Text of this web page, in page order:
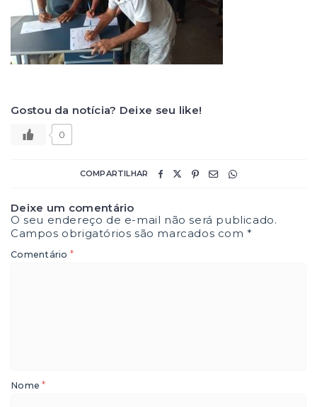
Gostou da notícia? Deixe seu like!
0
COMPARTILHAR
Deixe um comentário
O seu endereço de e-mail não será publicado.
Campos obrigatórios são marcados com*
Comentário *
Nome*